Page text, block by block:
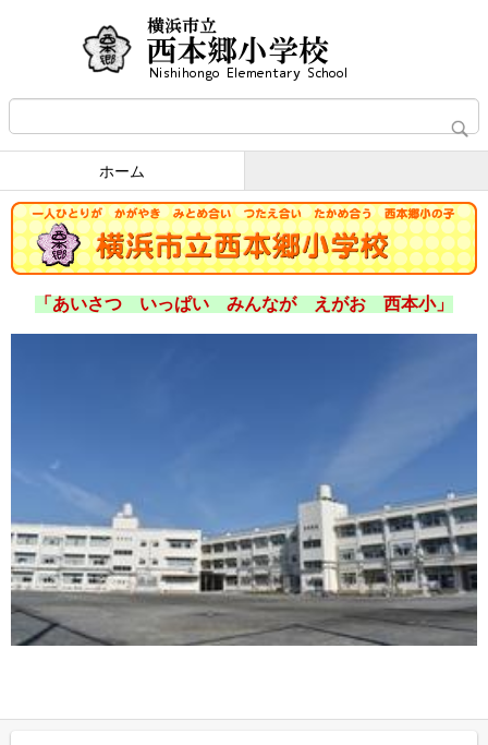
ホーム
「あいさつ いっぱい みんなが えがお 西本小」